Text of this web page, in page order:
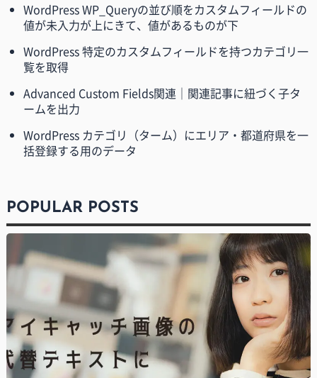
WordPress WP_Queryの並び順をカスタムフィールドの
値が未入力が上にきて、値があるものが下
WordPress 特定のカスタムフィールドを持つカテゴリ一
覧を取得
Advanced Custom Fields関連｜関連記事に紐づく子タ
ームを出力
WordPress カテゴリ（ターム）にエリア・都道府県を一
括登録する用のデータ
POPULAR POSTS